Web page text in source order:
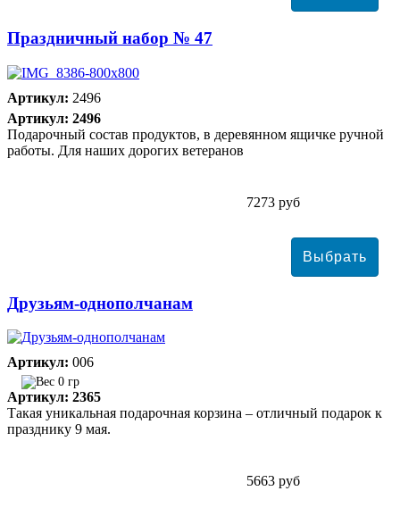
Праздничный набор № 47
Артикул: 2496
Артикул: 2496
Подарочный состав продуктов, в деревянном ящичке ручной
работы. Для наших дорогих ветеранов
7273 руб
Друзьям-однополчанам
Артикул: 006
0 гр
Артикул: 2365
Такая уникальная подарочная корзина – отличный подарок к
празднику 9 мая.
5663 руб